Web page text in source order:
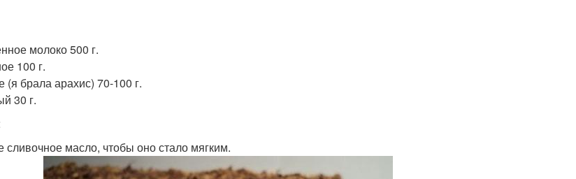
молоко 500 г.
100 г.
брала арахис) 70-100 г.
30 г.
сливочное масло, чтобы оно стало мягким.